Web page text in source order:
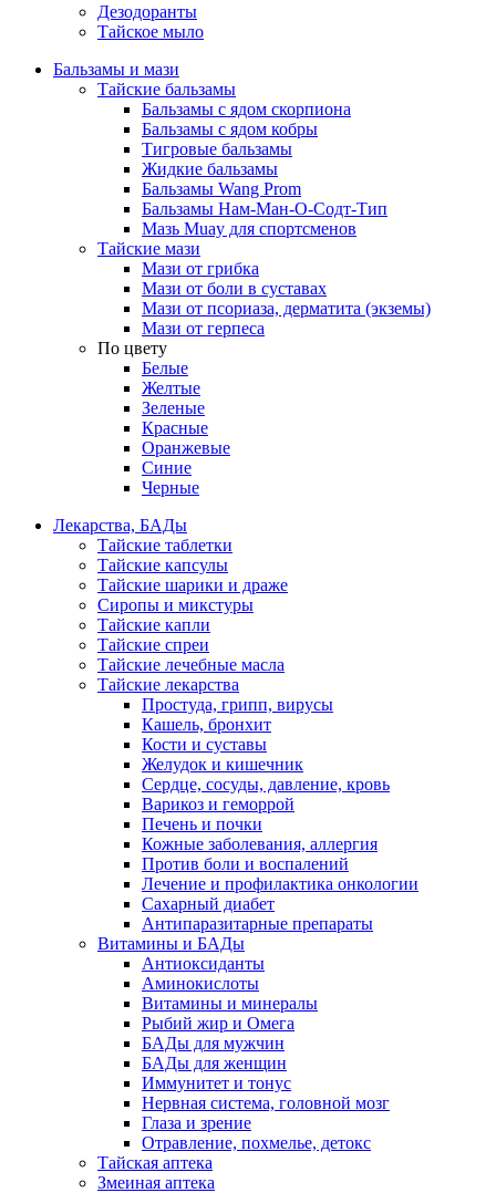
Дезодоранты
Тайское мыло
Бальзамы и мази
Тайские бальзамы
Бальзамы с ядом скорпиона
Бальзамы с ядом кобры
Тигровые бальзамы
Жидкие бальзамы
Бальзамы Wang Prom
Бальзамы Нам-Ман-О-Содт-Тип
Мазь Muay для спортсменов
Тайские мази
Мази от грибка
Мази от боли в суставах
Мази от псориаза, дерматита (экземы)
Мази от герпеса
По цвету
Белые
Желтые
Зеленые
Красные
Оранжевые
Синие
Черные
Лекарства, БАДы
Тайские таблетки
Тайские капсулы
Тайские шарики и драже
Сиропы и микстуры
Тайские капли
Тайские спреи
Тайские лечебные масла
Тайские лекарства
Простуда, грипп, вирусы
Кашель, бронхит
Кости и суставы
Желудок и кишечник
Сердце, сосуды, давление, кровь
Варикоз и геморрой
Печень и почки
Кожные заболевания, аллергия
Против боли и воспалений
Лечение и профилактика онкологии
Сахарный диабет
Антипаразитарные препараты
Витамины и БАДы
Антиоксиданты
Аминокислоты
Витамины и минералы
Рыбий жир и Омега
БАДы для мужчин
БАДы для женщин
Иммунитет и тонус
Нервная система, головной мозг
Глаза и зрение
Отравление, похмелье, детокс
Тайская аптека
Змеиная аптека